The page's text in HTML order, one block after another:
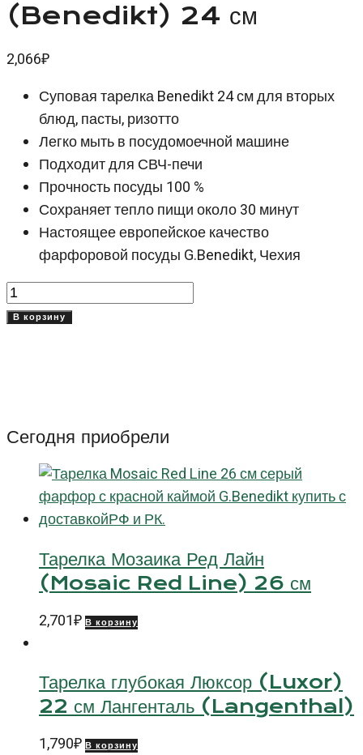
(Benedikt) 24 см
2,066₽
Суповая тарелка Benedikt 24 см для вторых
блюд, пасты, ризотто
Легко мыть в посудомоечной машине
Подходит для СВЧ-печи
Прочность посуды 100 %
Сохраняет тепло пищи около 30 минут
Настоящее европейское качество
фарфоровой посуды G.Benedikt, Чехия
Количество
товара
24
см
В корзину
Сегодня приобрели
Тарелка Мозаика Ред Лайн
(Mosaic Red Line) 26 см
2,701₽ В корзину
Тарелка глубокая Люксор (Luxor)
22 см Лангенталь (Langenthal)
1,790₽ В корзину